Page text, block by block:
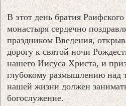
В этот день братия
монастыря сердечно
праздником Введения,
дорогу к святой ночи
нашего Иисуса Христа, и
глубокому размышлению над
нашей жизни должен
богослужение.